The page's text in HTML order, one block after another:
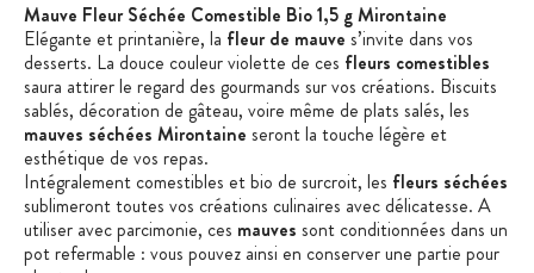
Mauve Fleur Séchée Comestible Bio 1,5 g Mirontaine
Elégante et printanière, la fleur de mauve s’invite dans vos
desserts. La douce couleur violette de ces fleurs comestibles
saura attirer le regard des gourmands sur vos créations. Biscuits
sablés, décoration de gâteau, voire même de plats salés, les
mauves séchées Mirontaine seront la touche légère et
esthétique de vos repas.
Intégralement comestibles et bio de surcroit, les fleurs séchées
sublimeront toutes vos créations culinaires avec délicatesse. A
utiliser avec parcimonie, ces mauves sont conditionnées dans un
pot refermable : vous pouvez ainsi en conserver une partie pour